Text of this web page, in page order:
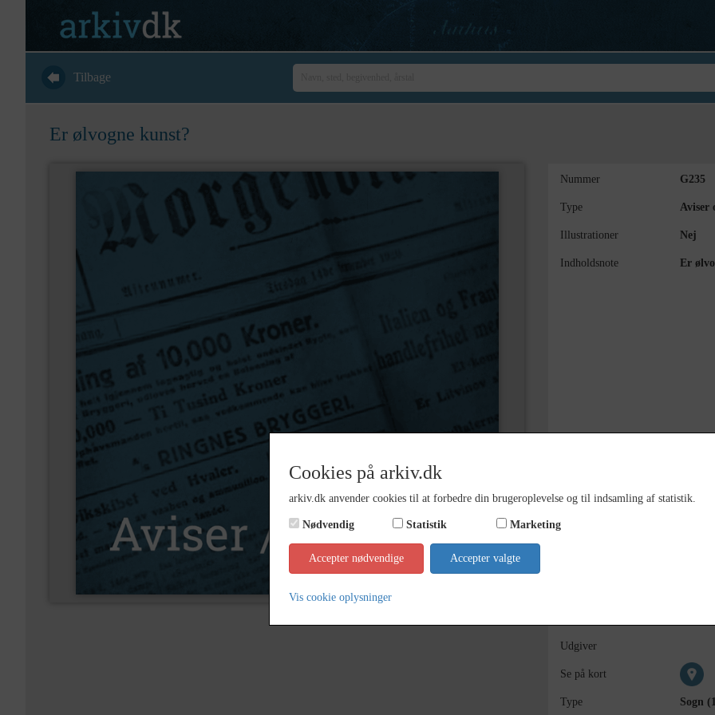
Tilbage
Er ølvogne kunst?
Nummer G235
Type Aviser
Illustrationer Nej
Indholdsnote Er
Udgiver
Se på kort
Type Sogn
Cookies på arkiv.dk
arkiv.dk anvender cookies til at forbedre din brugeroplevelse og til indsamling af statistik.
Nødvendig Statistik Marketing
Accepter nødvendige Accepter valgte
Vis cookie oplysninger